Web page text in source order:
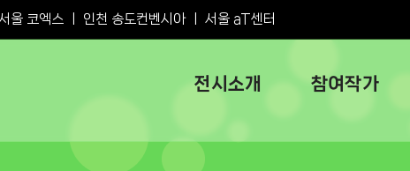
울 코엑스 인천 송도컨벤시아ㅣ 서울 aT센터
전시소개 참여작가